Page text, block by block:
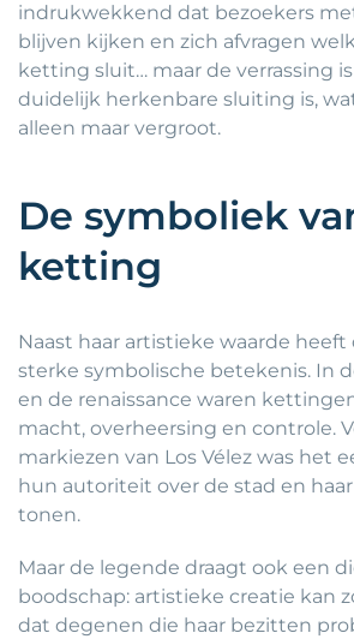
indrukwekkend dat bezoekers
blijven kijken en zich afvragen
ketting sluit… maar de verrassing
duidelijk herkenbare sluiting is,
alleen maar vergroot.
De symboliek
ketting
Naast haar artistieke waarde
sterke symbolische betekenis. In
en de renaissance waren
macht, overheersing en controle.
markiezen van Los Vélez was het
hun autoriteit over de stad en
tonen.
Maar de legende draagt ook een
boodschap: artistieke creatie kan
dat degenen die haar bezitten